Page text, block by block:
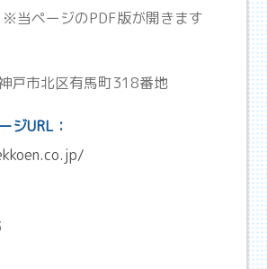
※当ページのPDF版が開きます
戸市北区有馬町318番地
ジURL：